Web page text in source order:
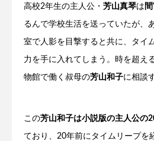
高校2年生の主人公・ 芳山真琴は
るんで学校生活を送っていたが、
室で人影を目撃すると共に、タイ
力を手に入れてしまう。時を超え
物館で働く叔母の芳山和子に相談
この芳山和子は小説版の主人公の
ており、20年前にタイムリープを